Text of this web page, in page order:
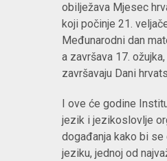
obilježava Mjesec
koji počinje 21.
Međunarodni dan
a završava 17.
završavaju Dani
I ove će godine
jezik i jezikoslovlje
događanja kako bi
jeziku, jednoj od